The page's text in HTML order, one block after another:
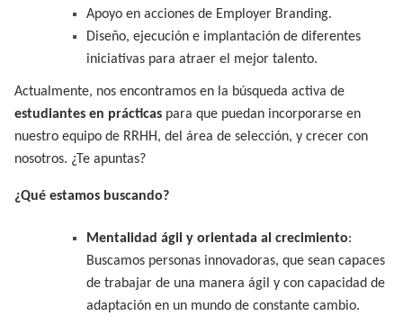
Apoyo en acciones de Employer Branding.
Diseño, ejecución e implantación de diferentes
iniciativas para atraer el mejor talento.
Actualmente, nos encontramos en la búsqueda activa de
estudiantes en prácticas para que puedan incorporarse en
nuestro equipo de RRHH, del área de selección, y crecer con
nosotros. ¿Te apuntas?
¿Qué estamos buscando?
Mentalidad ágil y orientada al crecimiento:
Buscamos personas innovadoras, que sean capaces
de trabajar de una manera ágil y con capacidad de
adaptación en un mundo de constante cambio.